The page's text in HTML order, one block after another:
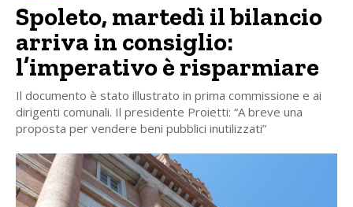
Spoleto, martedì il bilancio
arriva in consiglio:
l’imperativo è risparmiare
Il documento è stato illustrato in prima commissione e ai
dirigenti comunali. Il presidente Proietti: “A breve una
proposta per vendere beni pubblici inutilizzati”